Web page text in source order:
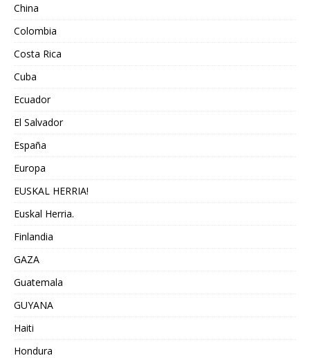
China
Colombia
Costa Rica
Cuba
Ecuador
El Salvador
España
Europa
EUSKAL HERRIA!
Euskal Herria.
Finlandia
GAZA
Guatemala
GUYANA
Haiti
Hondura